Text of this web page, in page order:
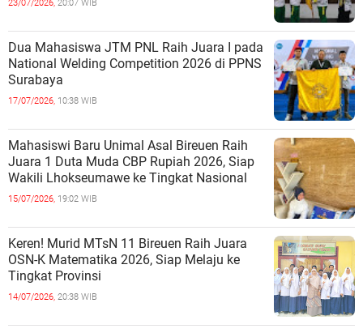
23/07/2026, 20:07 WIB
Dua Mahasiswa JTM PNL Raih Juara I pada
National Welding Competition 2026 di PPNS
Surabaya
17/07/2026, 10:38 WIB
Mahasiswi Baru Unimal Asal Bireuen Raih
Juara 1 Duta Muda CBP Rupiah 2026, Siap
Wakili Lhokseumawe ke Tingkat Nasional
15/07/2026, 19:02 WIB
Keren! Murid MTsN 11 Bireuen Raih Juara
OSN-K Matematika 2026, Siap Melaju ke
Tingkat Provinsi
14/07/2026, 20:38 WIB